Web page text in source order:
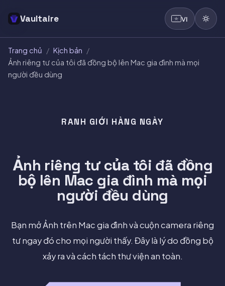
Vaultaire VI
Trang chủ / Kịch bản /
Ảnh riêng tư của tôi đã đồng bộ lên Mac gia đình mà mọi
người đều dùng
RANH GIỚI HÀNG NGÀY
Ảnh riêng tư của tôi đã đồng
bộ lên Mac gia đình mà mọi
người đều dùng
Bạn mở Ảnh trên Mac gia đình và cuộn camera riêng
tư ngay đó cho mọi người thấy. Đây là lý do đồng bộ
xảy ra và cách tách thư viện an toàn.